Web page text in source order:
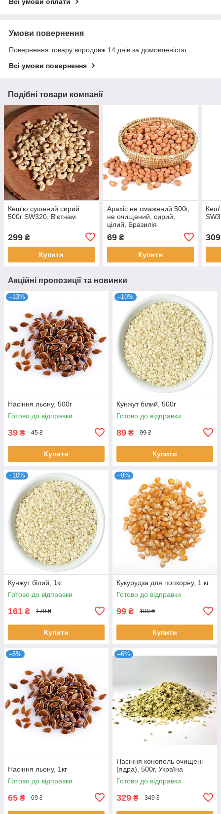
Всі умови оплати
Умови повернення
Повернення товару впродовж 14 днів за домовленістю
Всі умови повернення
Подібні товари компанії
Кеш'ю сушений сирий
500г SW320, В'єтнам
299 ₴
Купити
Арахіс не смажений 500г,
не очищений, сирий,
цілий, Бразилія
69₴
Купити
309
Акційні пропозиції та новинки
–13%
Насіння льону, 500г
Готово до відправки
39 ₴ 45 ₴
Купити
–10%
Кунжут білий, 500г
Готово до відправки
89 ₴ 99 ₴
Купити
–10%
Кунжут білий, 1кг
Готово до відправки
161 ₴ 179 ₴
Купити
–9%
Кукурудза для попкорну, 1 кг
Готово до відправки
99 ₴ 109 ₴
Купити
–6%
Насіння льону, 1кг
Готово до відправки
65 ₴ 69 ₴
–6%
Насіння конопель очищені
(ядра), 500г, Україна
Готово до відправки
329 ₴ 349 ₴